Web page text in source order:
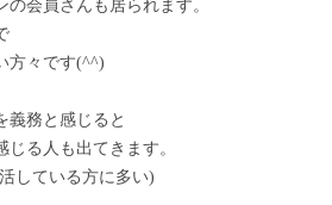
会員さんも居られます。
方々です(^^)
義務と感じると
る人も出てきます。
している方に多い)